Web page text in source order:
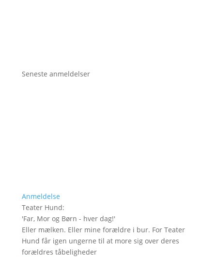
Seneste anmeldelser
Anmeldelse
Teater Hund:
'Far, Mor og Børn - hver dag!'
Eller mælken. Eller mine forældre i bur. For Teater
Hund får igen ungerne til at more sig over deres
forældres tåbeligheder